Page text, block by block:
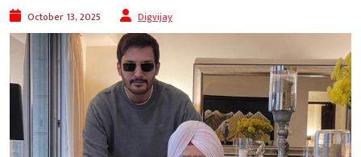
October 13, 2025 Digvijay